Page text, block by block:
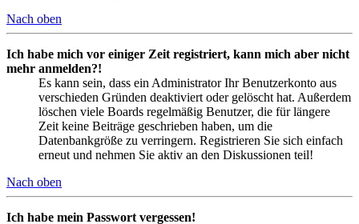
Nach oben
Ich habe mich vor einiger Zeit registriert, kann mich aber nicht
mehr anmelden?!
Es kann sein, dass ein Administrator Ihr Benutzerkonto aus
verschieden Gründen deaktiviert oder gelöscht hat. Außerdem
löschen viele Boards regelmäßig Benutzer, die für längere
Zeit keine Beiträge geschrieben haben, um die
Datenbankgröße zu verringern. Registrieren Sie sich einfach
erneut und nehmen Sie aktiv an den Diskussionen teil!
Nach oben
Ich habe mein Passwort vergessen!